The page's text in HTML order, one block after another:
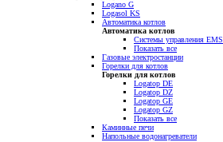
Logano G
Logasol KS
Автоматика котлов
Автоматика котлов
Системы управления EMS
Показать все
Газовые электростанции
Горелки для котлов
Горелки для котлов
Logatop DE
Logatop DZ
Logatop GE
Logatop GZ
Показать все
Каминные печи
Напольные водонагреватели